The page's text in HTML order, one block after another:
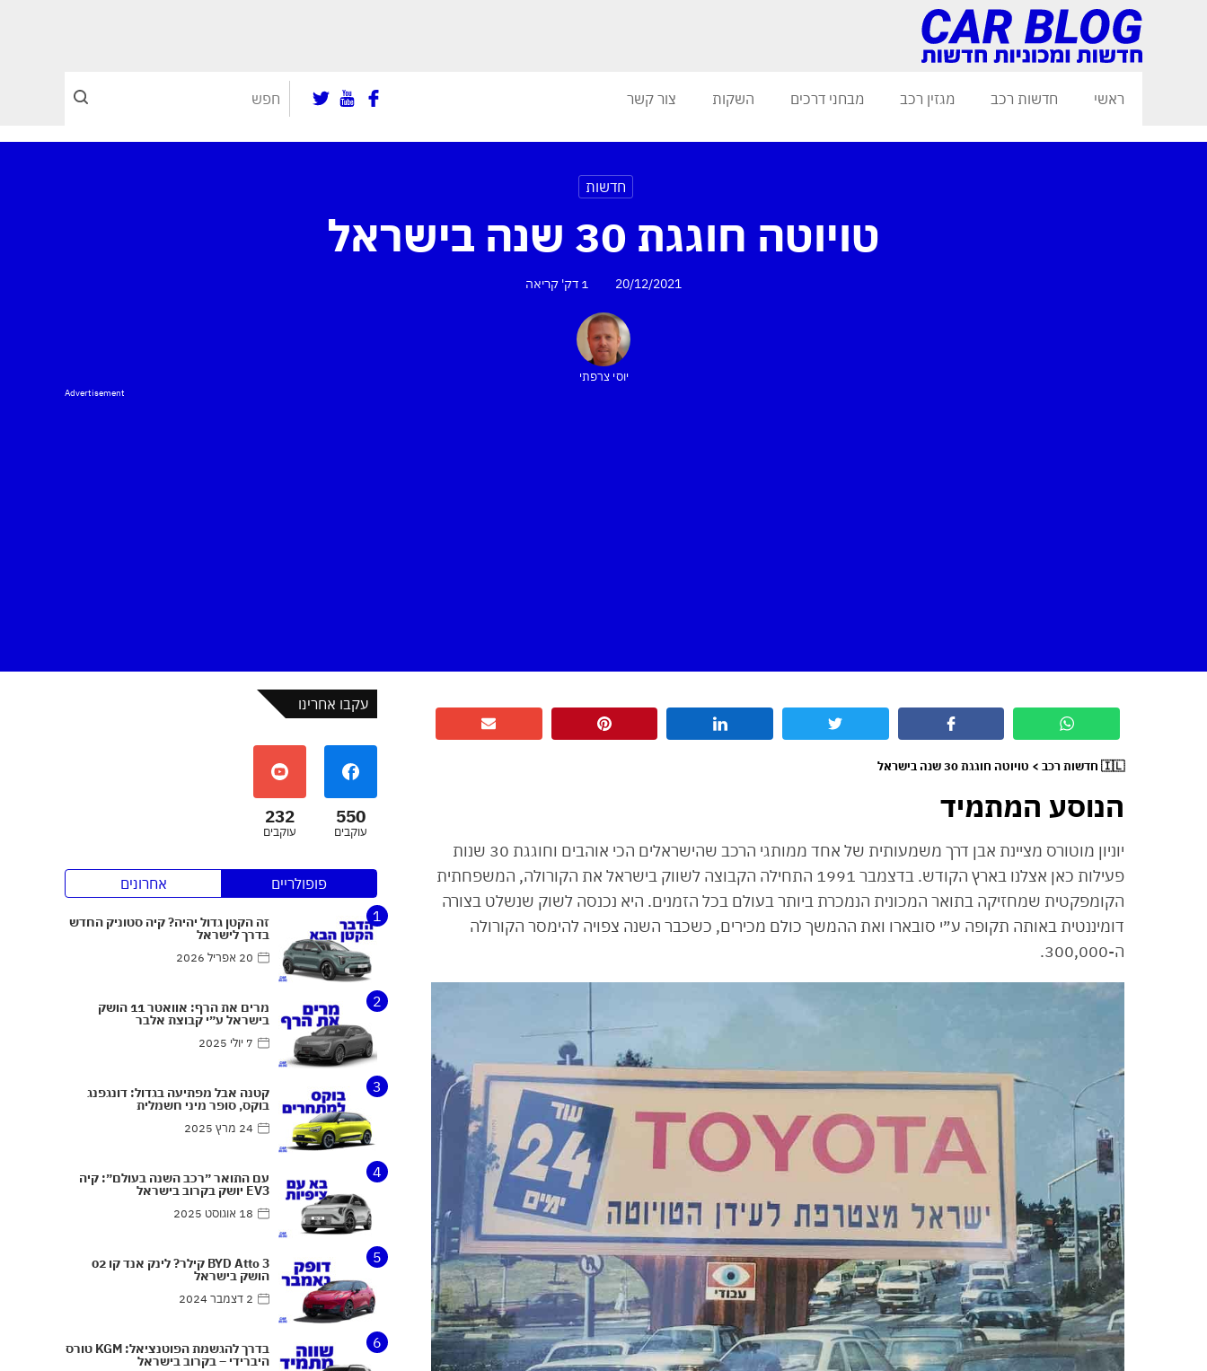
ראשי חדשות רכב מגזין רכב מבחני דרכים השקות צור קשר
חדשות
טויוטה חוגגת 30 שנה בישראל
20/12/2021 1 דק' קריאה
יוסי צרפתי
Advertisement
🇮🇱 חדשות רכב > טויוטה חוגגת 30 שנה בישראל
הנוסע המתמיד
יוניון מוטורס מציינת אבן דרך משמעותית של אחד ממותגי הרכב שהישראלים הכי אוהבים וחוגגת 30 שנות
פעילות כאן אצלנו בארץ הקודש. בדצמבר 1991 התחילה הקבוצה לשווק בישראל את הקורולה, המשפחתית
הקומפקטית שמחזיקה בתואר המכונית הנמכרת ביותר בעולם בכל הזמנים. היא נכנסה לשוק שנשלט בצורה
דומיננטית באותה תקופה ע״י סובארו ואת ההמשך כולם מכירים, כשכבר השנה צפויה להימסר הקורולה
ה-300,000.
עקבו אחרינו
550
עוקבים
232
עוקבים
פופולריים
אחרונים
1
זה הקטן גדול יהיה? קיה סטוניק החדש
בדרך לישראל
20 אפריל 2026
2 מרים את הרף: אוואטר 11 הושק
בישראל ע״י קבוצת אלבר
7 יולי 2025
3 קטנה אבל מפתיעה בגדול: דונגפנג
בוקס, סופר מיני חשמלית
24 מרץ 2025
4 עם התואר ״רכב השנה בעולם״: קיה
EV3 יושק בקרוב בישראל
18 אוגוסט 2025
5 BYD Atto 3 קילר? לינק אנד קו 02
הושק בישראל
2 דצמבר 2024
6 בדרך להגשמת הפוטנציאל: KGM טורס
היברידי – בקרוב בישראל